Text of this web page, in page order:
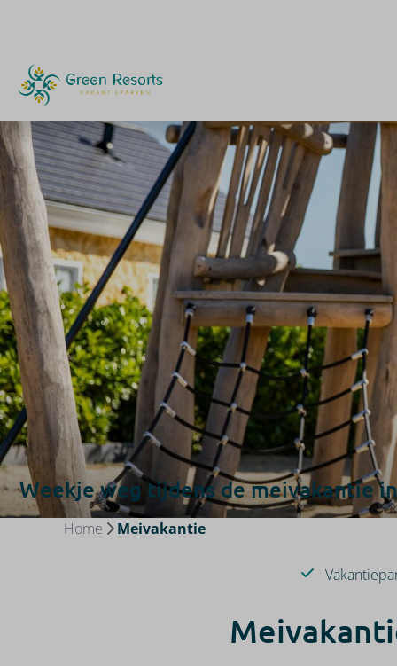
Weekje weg tijdens de meivakantie
Home Meivakantie